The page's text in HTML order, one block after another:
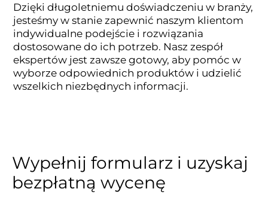
Dzięki długoletniemu doświadczeniu w branży,
jesteśmy w stanie zapewnić naszym klientom
indywidualne podejście i rozwiązania
dostosowane do ich potrzeb. Nasz zespół
ekspertów jest zawsze gotowy, aby pomóc w
wyborze odpowiednich produktów i udzielić
wszelkich niezbędnych informacji.
Wypełnij formularz i uzyskaj
bezpłatną wycenę